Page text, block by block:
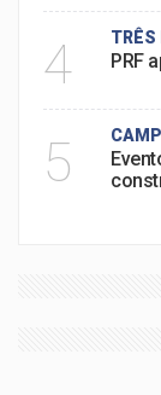
4 TRÊS
PRF
5